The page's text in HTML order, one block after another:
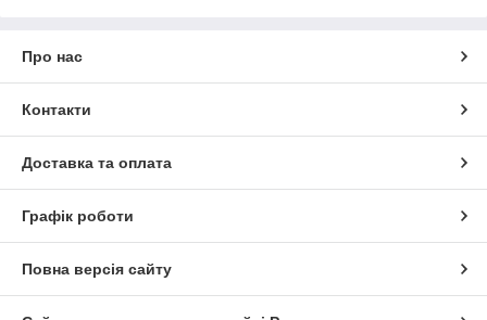
Про нас
Контакти
Доставка та оплата
Графік роботи
Повна версія сайту